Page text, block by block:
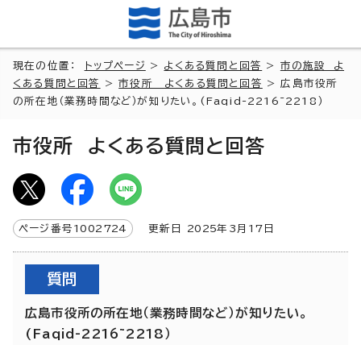
現在の位置： トップページ > よくある質問と回答 > 市の施設 よ
くある質問と回答
>市役所 よくある質問と回答
> 広島市役所
の所在地（業務時間など）が知りたい。(Faqid-2216~2218）
市役所 よくある質問と回答
ページ番号 1002724 更新日 2025年3月 17 日
質問
広島市役所の所在地（業務時間など）が知りたい。
(Faqid-2216~2218）